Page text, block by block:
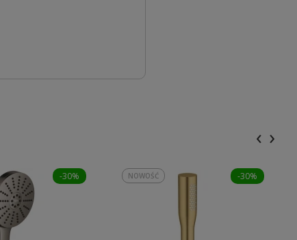
-30% -30%
NOWOŚĆ
‹ ›